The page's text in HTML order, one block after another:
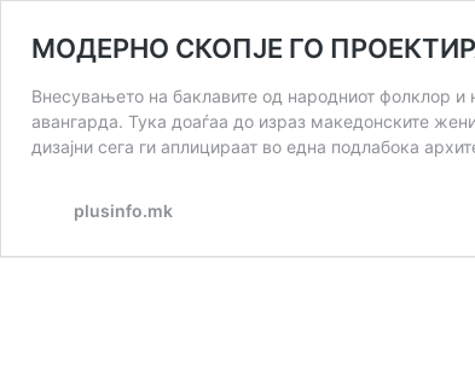
МОДЕРНО СКОПЈЕ ГО
Внесувањето на баклавите од народниот фолклор и
авангарда. Тука доаѓаа до израз македонските
дизајни сега ги аплицираат во една подлабока
plusinfo.mk